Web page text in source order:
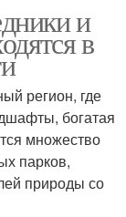
и
в
регион, где
богатая
множество
парков,
природы со